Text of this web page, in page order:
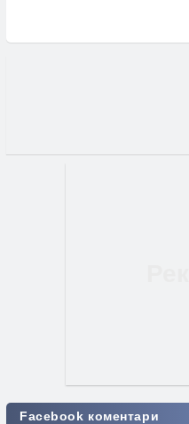
Facebook коментари